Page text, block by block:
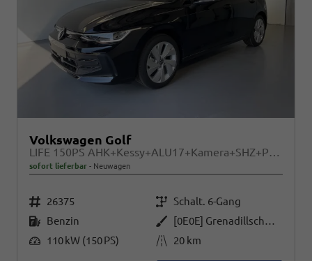
Volkswagen Golf
LIFE 150PS AHK+Kessy+ALU17+Kamera+SHZ+Parklenk+Alarm
sofort lieferbar Neuwagen
Fahrzeugnr. 26375 Getriebe Schalt. 6-Gang
Kraftstoff Benzin Außenfarbe
[0E0E] Grenadillschwarz Metallic
Leistung 110 kW (150 PS) Kilometerstand 20 km